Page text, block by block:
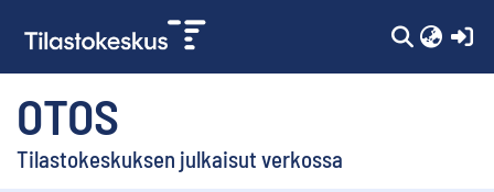
OTOS
Tilastokeskuksen julkaisut verkossa